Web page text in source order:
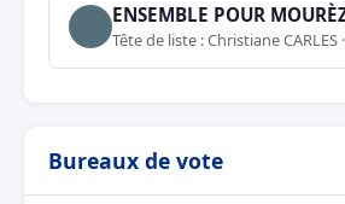
ENSEMBLE POUR
Tête de liste : Christiane CARLES
Bureaux de vote